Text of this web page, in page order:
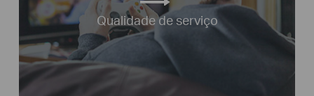
Qualidade de serviço